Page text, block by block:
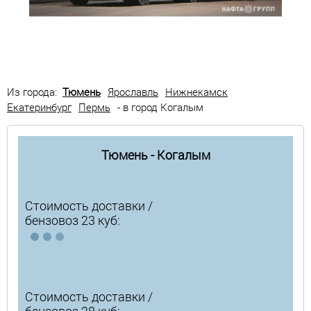
Из города: Тюмень Ярославль Нижнекамск
Екатеринбург Пермь - в город Когалым
Тюмень - Когалым
Стоимость доставки /
бензовоз 23 куб:
Стоимость доставки /